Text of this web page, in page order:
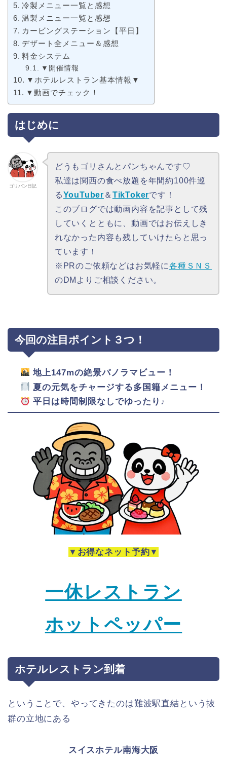
冷製メニュー一覧と感想
温製メニュー一覧と感想
カービングステーション【平日】
デザート全メニュー＆感想
料金システム
▼開催情報
▼ホテルレストラン基本情報▼
▼動画でチェック！
はじめに
ゴリパン日記
どうもゴリさんとパンちゃんです♡
私達は関西の食べ放題を年間約100件巡
るYouTuber ＆ TikTokerです！
このブログでは動画内容を記事として残
していくとともに、動画ではお伝えしき
れなかった内容も残していけたらと思っ
ています！
※PRのご依頼などはお気軽に各種ＳＮＳ
のDMよりご相談ください。
今回の注目ポイント３つ！
地上147mの絶景パノラマビュー！
夏の元気をチャージする多国籍メニュー！
平日は時間制限なしでゆったり♪
▼お得なネット予約▼
一休レストラン
ホットペッパー
ホテルレストラン到着
ということで、やってきたのは難波駅直結という抜
群の立地にある
スイスホテル南海大阪